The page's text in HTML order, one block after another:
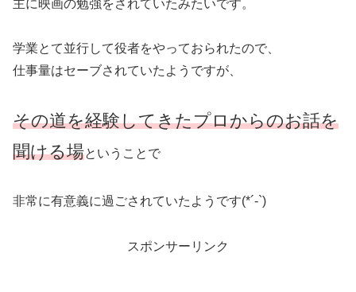
主に映画の勉強をされていたみたいです。
学業とて並行して役者をやっておられたので、
仕事量はセーブされていたようですが、
その道を経験してきたプロからのお話を
聞ける場ということで
非常に有意義に過ごされていたようです(*´-`)
スポンサーリンク